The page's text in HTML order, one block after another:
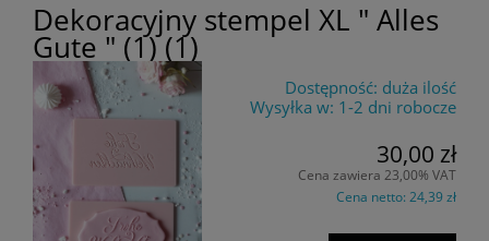
Dekoracyjny stempel XL " Alles
Gute " (1) (1)
Dostępność: duża ilość
Wysyłka w: 1-2 dni robocze
30,00 zł
Cena zawiera 23,00% VAT
Cena netto: 24,39 zł